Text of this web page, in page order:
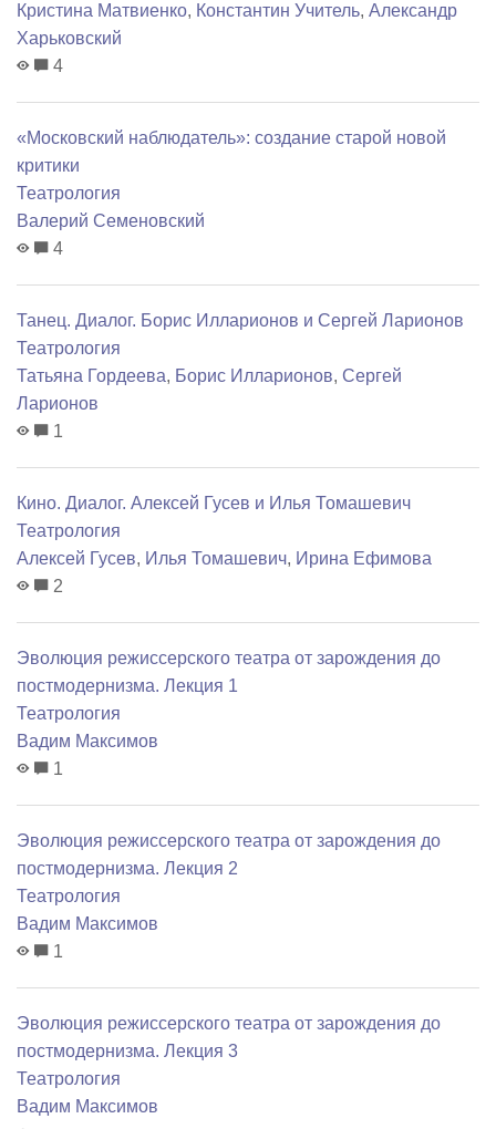
Кристина Матвиенко, Константин Учитель, Александр
Харьковский
4
«Московский наблюдатель»: создание старой новой
критики
Театрология
Валерий Семеновский
4
Танец. Диалог. Борис Илларионов и Сергей Ларионов
Театрология
Татьяна Гордеева, Борис Илларионов, Сергей
Ларионов
1
Кино. Диалог. Алексей Гусев и Илья Томашевич
Театрология
Алексей Гусев, Илья Томашевич, Ирина Ефимова
2
Эволюция режиссерского театра от зарождения до
постмодернизма. Лекция 1
Театрология
Вадим Максимов
1
Эволюция режиссерского театра от зарождения до
постмодернизма. Лекция 2
Театрология
Вадим Максимов
1
Эволюция режиссерского театра от зарождения до
постмодернизма. Лекция 3
Театрология
Вадим Максимов